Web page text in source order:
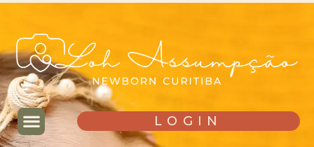
LOGIN